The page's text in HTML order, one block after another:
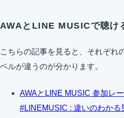
AWAとLINE MUSICで聴け
こちらの記事を見ると、それぞれ
ベルが違うのが分かります。
AWAとLINE MUSIC 参加レ
#LINEMUSIC : 違いのわかる